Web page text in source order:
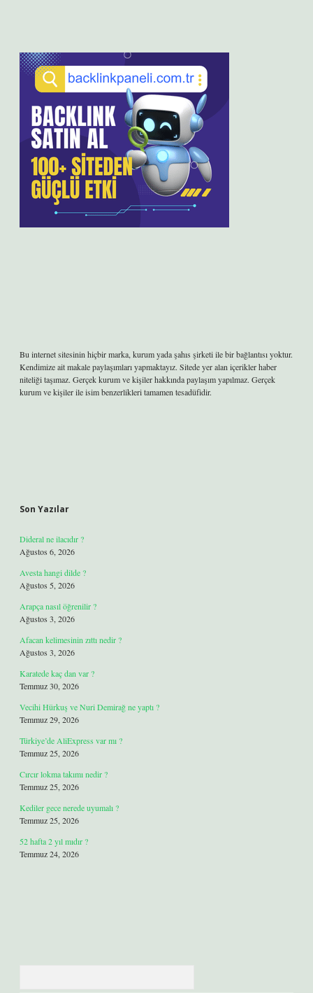
Bu internet sitesinin hiçbir marka, kurum yada şahıs şirketi ile bir bağlantısı yoktur.
Kendimize ait makale paylaşımları yapmaktayız. Sitede yer alan içerikler haber
niteliği taşımaz. Gerçek kurum ve kişiler hakkında paylaşım yapılmaz. Gerçek
kurum ve kişiler ile isim benzerlikleri tamamen tesadüfidir.
Son Yazılar
Dideral ne ilacıdır ?
Ağustos 6, 2026
Avesta hangi dilde ?
Ağustos 5, 2026
Arapça nasıl öğrenilir ?
Ağustos 3, 2026
Afacan kelimesinin zıttı nedir ?
Ağustos 3, 2026
Karatede kaç dan var ?
Temmuz 30, 2026
Vecihi Hürkuş ve Nuri Demirağ ne yaptı ?
Temmuz 29, 2026
Türkiye’de AliExpress var mı ?
Temmuz 25, 2026
Cırcır lokma takımı nedir ?
Temmuz 25, 2026
Kediler gece nerede uyumalı ?
Temmuz 25, 2026
52 hafta 2 yıl mıdır ?
Temmuz 24, 2026